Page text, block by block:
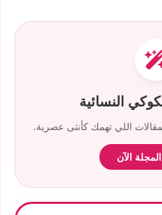
النسائية
اللي تهمك كأنثى عصرية.
الآن